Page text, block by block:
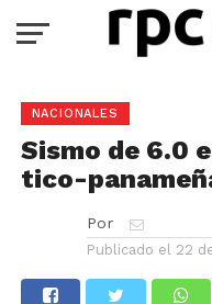
NACIONALES
Sismo de 6.0
tico-
Por
Publicado el 22